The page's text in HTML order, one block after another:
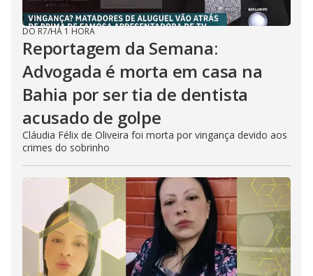
DO R7/HÁ 1 HORA
Reportagem da Semana:
Advogada é morta em casa na
Bahia por ser tia de dentista
acusado de golpe
Cláudia Félix de Oliveira foi morta por vingança devido aos
crimes do sobrinho